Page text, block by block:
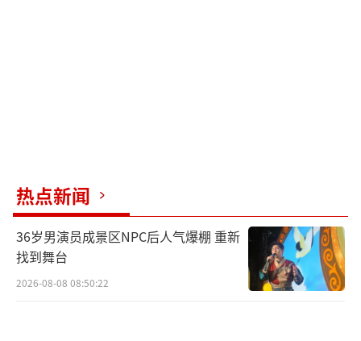
热点新闻
36岁男演员成景区NPC后人气爆棚 重新
找到舞台
2026-08-08 08:50:22